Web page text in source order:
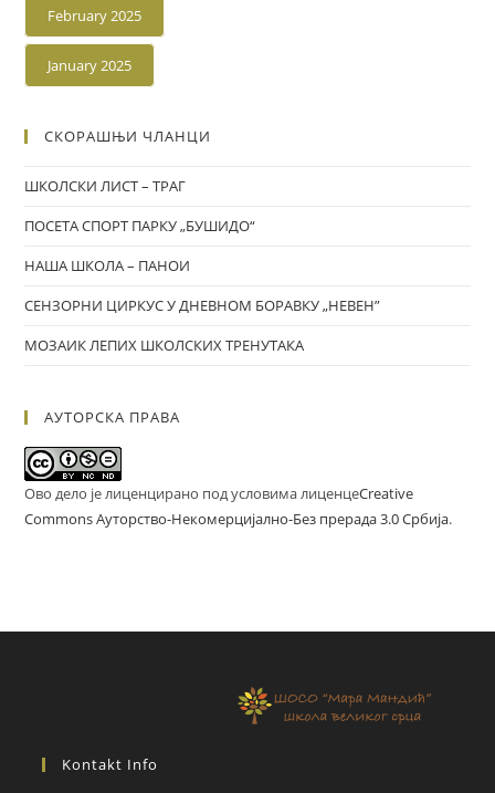
February 2025
January 2025
СКОРАШЊИ ЧЛАНЦИ
ШКОЛСКИ ЛИСТ – ТРАГ
ПОСЕТА СПОРТ ПАРКУ „БУШИДО“
НАША ШКОЛА – ПАНОИ
СЕНЗОРНИ ЦИРКУС У ДНЕВНОМ БОРАВКУ „НЕВЕН”
МОЗАИК ЛЕПИХ ШКОЛСКИХ ТРЕНУТАКА
АУТОРСКА ПРАВА
Ово дело је лиценцирано под условима лиценцеCreative
Commons Ауторство-Некомерцијално-Без прерада 3.0 Србија.
Kontakt Info